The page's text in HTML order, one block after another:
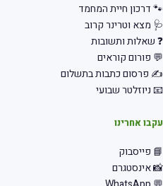
דרכון חיית המחמד
מצא וטרינר קרוב
שאלות ותשובות
פורום קוראים
פרסום כתבות בתשלום
ניוזלטר שבועי
אחרינו
פייסבוק
אינסטגרם